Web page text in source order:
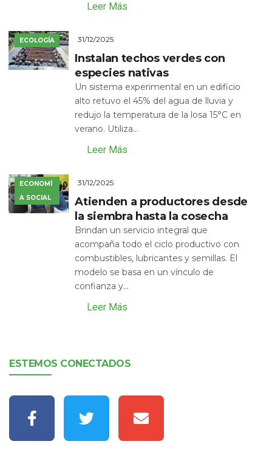
Leer Más
ECOLOGÍA 31/12/2025
Instalan techos verdes con
especies nativas
Un sistema experimental en un edificio
alto retuvo el 45% del agua de lluvia y
redujo la temperatura de la losa 15°C en
verano. Utiliza...
Leer Más
ECONOMÍ
A SOCIAL
31/12/2025
Atienden a productores desde
la siembra hasta la cosecha
Brindan un servicio integral que
acompaña todo el ciclo productivo con
combustibles, lubricantes y semillas. El
modelo se basa en un vínculo de
confianza y...
Leer Más
ESTEMOS CONECTADOS